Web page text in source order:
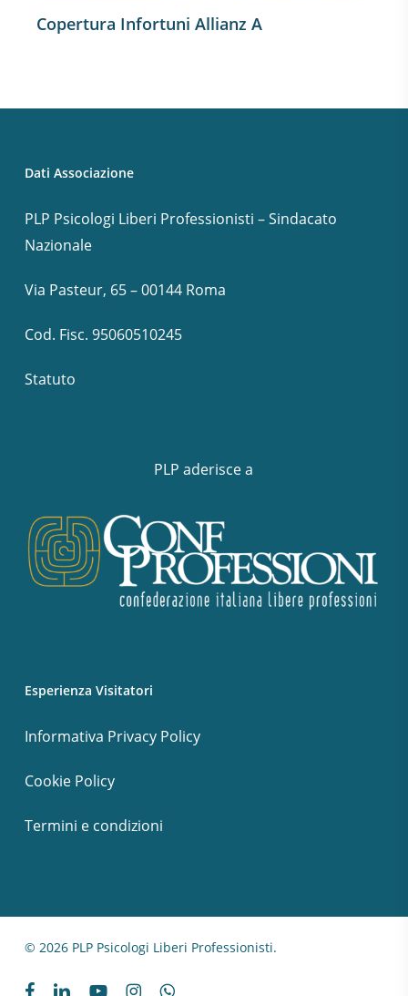
Copertura Infortuni Allianz A
Dati Associazione
PLP Psicologi Liberi Professionisti – Sindacato
Nazionale
Via Pasteur, 65 – 00144 Roma
Cod. Fisc. 95060510245
Statuto
PLP aderisce a
Esperienza Visitatori
Informativa Privacy Policy
Cookie Policy
Termini e condizioni
© 2026 PLP Psicologi Liberi Professionisti.